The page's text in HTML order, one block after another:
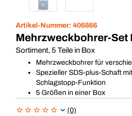
Artikel-Nummer: 406866
Mehrzweckbohrer-Set
Sortiment, 5 Teile in Box
Mehrzweckbohrer für
Spezieller SDS-plus-Schaft
Schlagstopp-Funktion
5 Größen in einer Box
(0)